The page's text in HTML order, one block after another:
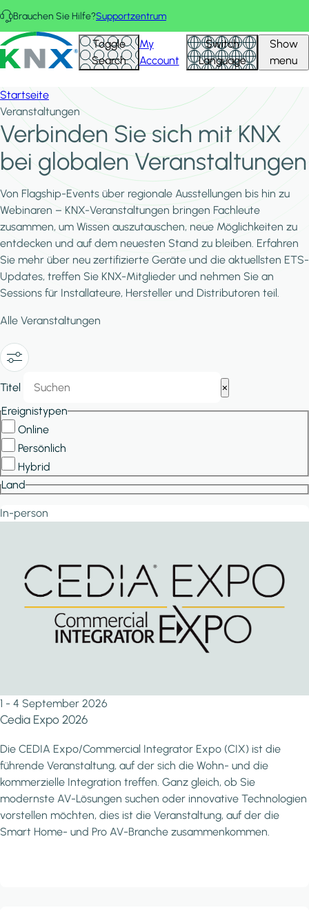
Direkt zum Inhalt
Brauchen Sie Hilfe?Supportzentrum
KNX - Homepage Toggle
Search
My
Account
Switch
Language
Show
menu
Startseite
Veranstaltungen
Verbinden Sie sich mit KNX
bei globalen Veranstaltungen
Von Flagship-Events über regionale Ausstellungen bis hin zu
Webinaren – KNX-Veranstaltungen bringen Fachleute
zusammen, um Wissen auszutauschen, neue Möglichkeiten zu
entdecken und auf dem neuesten Stand zu bleiben. Erfahren
Sie mehr über neu zertifizierte Geräte und die aktuellsten ETS-
Updates, treffen Sie KNX-Mitglieder und nehmen Sie an
Sessions für Installateure, Hersteller und Distributoren teil.
Alle Veranstaltungen
Show/Hide
Filters
Titel
×
Ereignistypen
Online
Persönlich
Hybrid
Land
In-person
1 - 4 September 2026
Cedia Expo 2026
Die CEDIA Expo/Commercial Integrator Expo (CIX) ist die
führende Veranstaltung, auf der sich die Wohn- und die
kommerzielle Integration treffen. Ganz gleich, ob Sie
modernste AV-Lösungen suchen oder innovative Technologien
vorstellen möchten, dies ist die Veranstaltung, auf der die
Smart Home- und Pro AV-Branche zusammenkommen.